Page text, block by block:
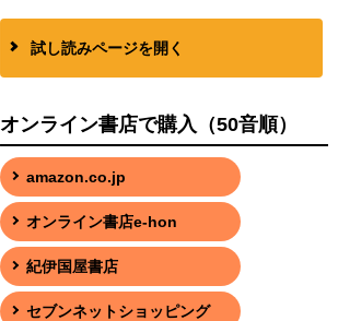
試し読みページを開く
オンライン書店で購入（50音順）
amazon.co.jp
オンライン書店e-hon
紀伊国屋書店
セブンネットショッピング